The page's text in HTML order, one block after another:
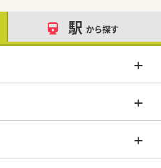
駅 から探す